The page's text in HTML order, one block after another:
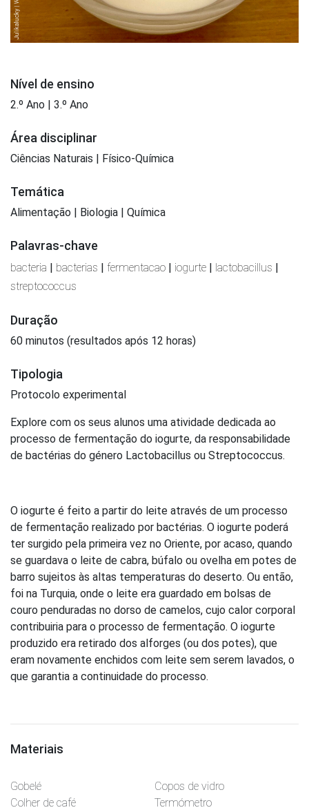
Nível de ensino
2.º Ano | 3.º Ano
Área disciplinar
Ciências Naturais | Físico-Química
Temática
Alimentação | Biologia | Química
Palavras-chave
bacteria | bacterias | fermentacao | iogurte | lactobacillus |
streptococcus
Duração
60 minutos (resultados após 12 horas)
Tipologia
Protocolo experimental
Explore com os seus alunos uma atividade dedicada ao
processo de fermentação do iogurte, da responsabilidade
de bactérias do género Lactobacillus ou Streptococcus.
O iogurte é feito a partir do leite através de um processo
de fermentação realizado por bactérias. O iogurte poderá
ter surgido pela primeira vez no Oriente, por acaso, quando
se guardava o leite de cabra, búfalo ou ovelha em potes de
barro sujeitos às altas temperaturas do deserto. Ou então,
foi na Turquia, onde o leite era guardado em bolsas de
couro penduradas no dorso de camelos, cujo calor corporal
contribuiria para o processo de fermentação. O iogurte
produzido era retirado dos alforges (ou dos potes), que
eram novamente enchidos com leite sem serem lavados, o
que garantia a continuidade do processo.
Materiais
Gobelé
Copos de vidro
Colher de café
Termómetro